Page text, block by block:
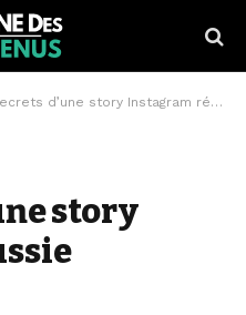
d’une story Instagram réussie
story